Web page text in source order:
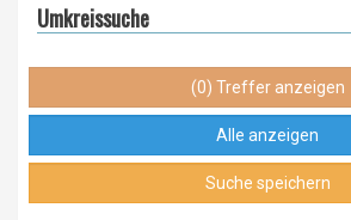
Umkreissuche
(0) Treffer anzeigen
Alle anzeigen
Suche speichern